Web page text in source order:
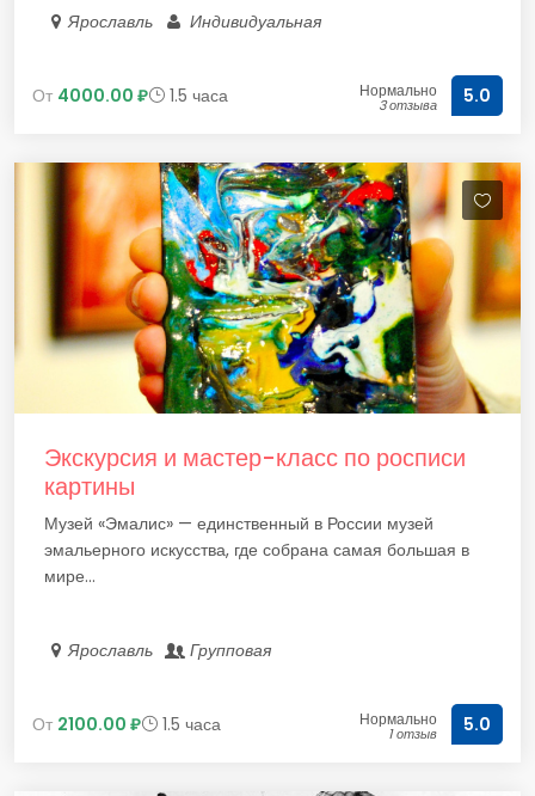
Ярославль Индивидуальная
От 4000.00 ₽ 1.5 часа Нормально
3 отзыва 5.0
Экскурсия и мастер-класс по росписи
картины
Музей «Эмалис» — единственный в России музей
эмальерного искусства, где собрана самая большая в
мире...
Ярославль Групповая
От 2100.00 ₽ 1.5 часа Нормально
1 отзыв 5.0